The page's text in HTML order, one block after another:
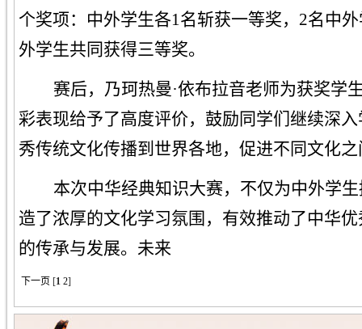
个奖项：中外学生各1名斩获一等奖，2名中
外学生共同获得三等奖。
赛后， 乃珂热曼·依布拉音老师为获奖学
彩表现给予了高度评价，鼓励同学们继续深
秀传统文化传播到世界各地，促进不同文化
本次中华经典知识大赛，不仅为中外学
造了浓厚的文化学习氛围，有效推动了中华
的传承与发展。未来
下一页 [1 2]